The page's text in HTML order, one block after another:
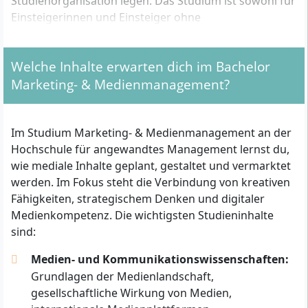
Einsteigerinnen und Einsteiger ohne
Personen mit ersten Praxiserfahrungen in Medien,
Marketing, Kommunikation oder verwandten Feldern
geeignet.
Welche formalen Zugangsvoraussetzungen musst
du erfüllen?
Für die Aufnahme gelten folgende
Zulassungsvoraussetzungen:
Allgemeine Hochschulreife (Abitur) oder
Fachhochschulreife (Fachabitur, bundesweit
anerkannt) oder
Studieren ohne Abitur mit Berufserfahrung:
Möglich durch Nachweis einer fachbezogenen
Berufsausbildung mit anschließend mindestens 3
Welche Inhalte erwarten dich im Bachelor
Marketing- & Medienmanagement?
Im Studium Marketing- & Medienmanagement an der
Hochschule für angewandtes Management lernst du,
wie mediale Inhalte geplant, gestaltet und vermarktet
werden. Im Fokus steht die Verbindung von kreativen
Fähigkeiten, strategischem Denken und digitaler
Medienkompetenz. Die wichtigsten Studieninhalte
sind:
Medien- und Kommunikationswissenschaften:
Grundlagen der Medienlandschaft,
gesellschaftliche Wirkung von Medien,